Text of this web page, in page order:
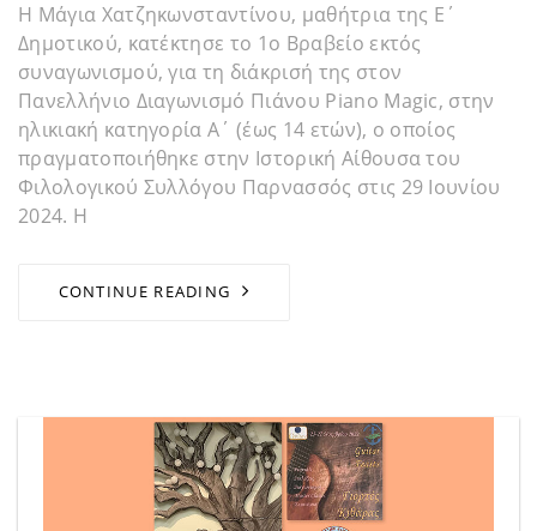
Η Μάγια Χατζηκωνσταντίνου, μαθήτρια της Ε΄
Δημοτικού, κατέκτησε το 1ο Βραβείο εκτός
συναγωνισμού, για τη διάκρισή της στον
Πανελλήνιο Διαγωνισμό Πιάνου Piano Magic, στην
ηλικιακή κατηγορία Α΄ (έως 14 ετών), ο οποίος
πραγματοποιήθηκε στην Ιστορική Αίθουσα του
Φιλολογικού Συλλόγου Παρνασσός στις 29 Ιουνίου
2024. Η
CONTINUE READING